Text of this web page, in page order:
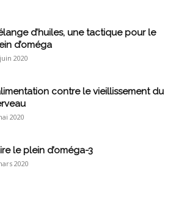
d’huiles, une tactique pour le
d’oméga
2020
contre le vieillissement du
2020
le plein d’oméga-3
2020